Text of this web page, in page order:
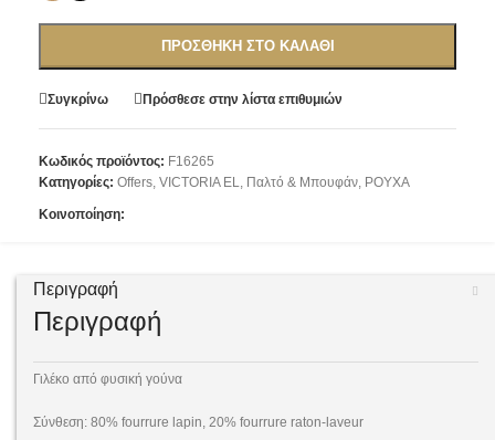
ΠΡΟΣΘΉΚΗ ΣΤΟ ΚΑΛΆΘΙ
Συγκρίνω Πρόσθεσε στην λίστα επιθυμιών
Κωδικός προϊόντος: F16265
Κατηγορίες: Offers, VICTORIA EL, Παλτό & Μπουφάν, ΡΟΥΧΑ
Κοινοποίηση:
Περιγραφή
Περιγραφή
Γιλέκο από φυσική γούνα
Σύνθεση: 80% fourrure lapin, 20% fourrure raton-laveur